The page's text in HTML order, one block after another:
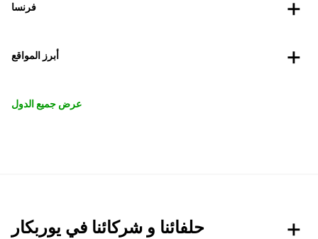
فرنسا
أبرز المواقع
عرض جميع الدول
حلفائنا و شركائنا في يوربكار